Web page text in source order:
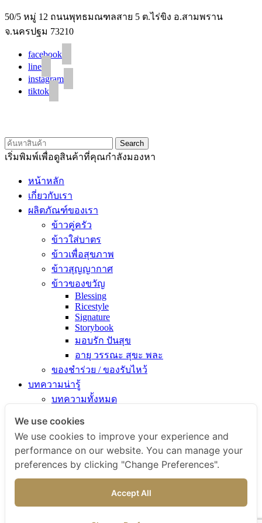
50/5 หมู่ 12 ถนนพุทธมณฑลสาย 5 ต.ไร่ขิง อ.สามพราน
จ.นครปฐม 73210
facebook
line
instagram
tiktok
Search
เริ่มพิมพ์เพื่อดูสินค้าที่คุณกำลังมองหา
หน้าหลัก
เกี่ยวกับเรา
ผลิตภัณฑ์ของเรา
ข้าวคู่ครัว
ข้าวใส่บาตร
ข้าวเพื่อสุขภาพ
ข้าวสุญญากาศ
ข้าวของขวัญ
Blessing
Ricestyle
Signature
Storybook
มอบรัก ปันสุข
อายุ วรรณะ สุขะ พละ
ของชำร่วย / ของรับไหว้
บทความน่ารู้
บทความทั้งหมด
ไขข้อสงสัยเรื่องข้าว
คัมภีร์เข้าครัว
สารพัดเมนูอร่อย
สุขภาพดีกับข้าวธรรม
We use cookies
We use cookies to improve your experience and
performance on our website. You can manage your
preferences by clicking "Change Preferences".
Accept All